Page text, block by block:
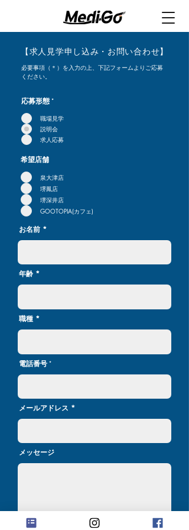
【求人見学申し込み・お問い合わせ】
必要事項（＊）を入力の上、下記フォームよりご応募
ください。
応募形態 *
職場見学
説明会
求人応募
希望店舗
泉大津店
堺鳳店
堺深井店
GOOTOPIA(カフェ)
お名前
年齢
職種
電話番号
メールアドレス
メッセージ